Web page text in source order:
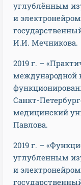
углублённым
и
И.И. Мечникова.
2019 г. –
международной
Санкт-
медицинский
Павлова.
2019 г. –
углубленным
и